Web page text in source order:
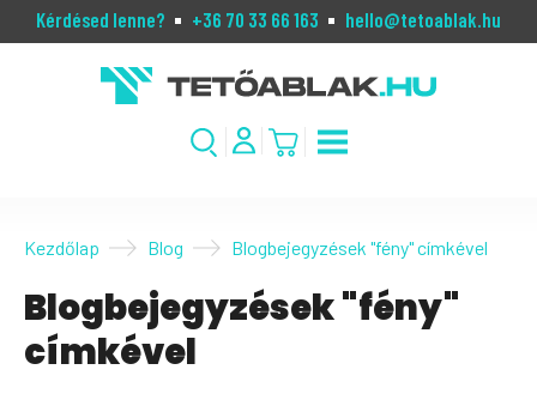
Kérdésed lenne? +36 70 33 66 163 hello@tetoablak.hu
Kezdőlap Blog Blogbejegyzések "fény" címkével
Blogbejegyzések "fény"
címkével